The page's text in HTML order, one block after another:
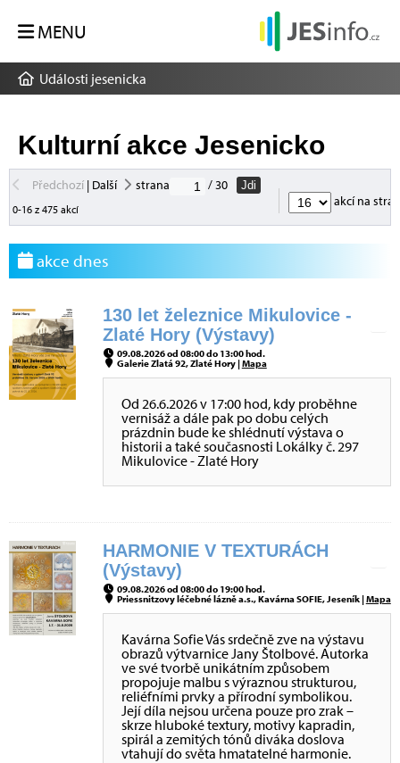
MENU
Události jesenicka
Kulturní akce Jesenicko
Předchozí| Další strana / 30
Jdi
0-16 z 475 akcí
akcí na
akce dnes
130 let železnice Mikulovice -
Zlaté Hory (Výstavy)
09.08.2026 od 08:00 do 13:00 hod.
Galerie Zlatá 92, Zlaté Hory |Mapa
Od 26.6.2026 v 17:00 hod, kdy proběhne
vernisáž a dále pak po dobu celých
prázdnin bude ke shlédnutí výstava o
historii a také současnosti Lokálky č. 297
Mikulovice - Zlaté Hory
HARMONIE V TEXTURÁCH
(Výstavy)
09.08.2026 od 08:00 do 19:00 hod.
Priessnitzovy léčebné lázně a.s., Kavárna SOFIE, Jeseník |Mapa
Kavárna Sofie Vás srdečně zve na výstavu
obrazů výtvarnice Jany Štolbové. Autorka
ve své tvorbě unikátním způsobem
propojuje malbu s výraznou strukturou,
reliéfními prvky a přírodní symbolikou.
Její díla nejsou určena pouze pro zrak –
skrze hluboké textury, motivy kapradin,
spirál a zemitých tónů diváka doslova
vtahují do světa hmatatelné harmonie.